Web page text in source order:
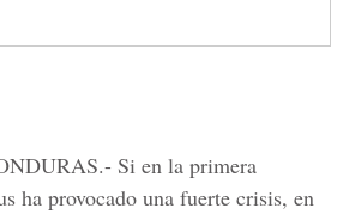
Si en la primera
ha provocado una fuerte crisis, en